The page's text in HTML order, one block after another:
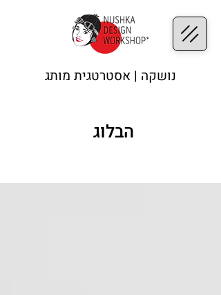
נושקה | אסטרטגית מותג
הבלוג